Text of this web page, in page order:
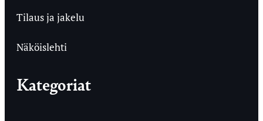
Tilaus ja jakelu
Näköislehti
Kategoriat